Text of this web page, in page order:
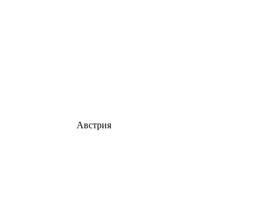
Австрия